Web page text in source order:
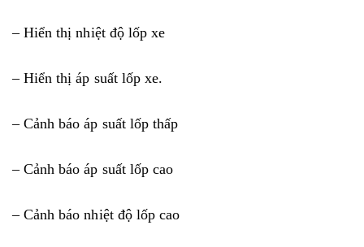
– Hiển thị nhiệt độ lốp xe
– Hiển thị áp suất lốp xe.
– Cảnh báo áp suất lốp thấp
– Cảnh báo áp suất lốp cao
– Cảnh báo nhiệt độ lốp cao